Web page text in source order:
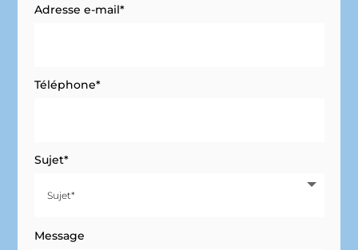
Adresse e-mail*
Téléphone*
Sujet*
Message